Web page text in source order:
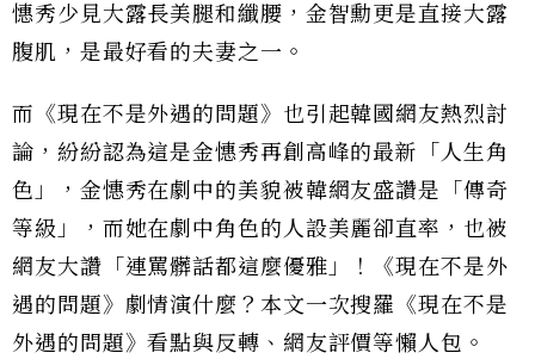
憓秀少見大露長美腿和纖腰，金智勳更是直接大露
腹肌，是最好看的夫妻之一。
而《現在不是外遇的問題》也引起韓國網友熱烈討
論，紛紛認為這是金憓秀再創高峰的最新「人生角
色」，金憓秀在劇中的美貌被韓網友盛讚是「傳奇
等級」，而她在劇中角色的人設美麗卻直率，也被
網友大讚「連罵髒話都這麼優雅」！《現在不是外
遇的問題》劇情演什麼？本文一次搜羅《現在不是
外遇的問題》看點與反轉、網友評價等懶人包。